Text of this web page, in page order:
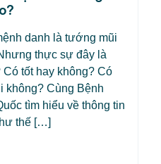
danh là tướng mũi
thực sự đây là
tốt hay không? Có
không? Cùng Bệnh
tìm hiểu về thông tin
thế […]